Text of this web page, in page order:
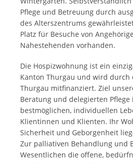
Pflege und Betreuung durch
des Alterszentrums
Platz für Besuche von
Nahestehenden vorhanden.
Die Hospizwohnung ist ein
Kanton Thurgau und wird durch
Thurgau mitfinanziert. Ziel
Beratung und delegierten
bestmöglichen, individuellen
Klientinnen und Klienten. Ihr
Sicherheit und Geborgenheit
Zur palliativen Behandlung und
Wesentlichen die offene,